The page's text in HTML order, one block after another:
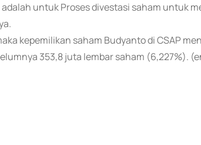
untuk Proses divestasi saham untuk
kepemilikan saham Budyanto di CSAP
353,8 juta lembar saham (6,227%).